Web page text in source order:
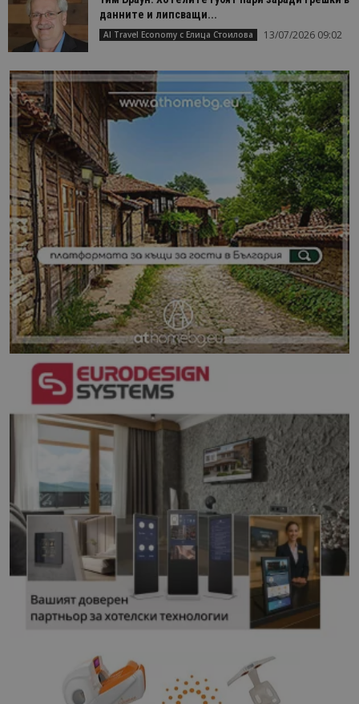
данните и липсващи...
AI Travel Economy с Елица Стоилова 13/07/2026 09:02